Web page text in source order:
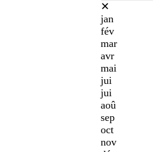
✕
jan
fév
mar
avr
mai
jui
jui
aoû
sep
oct
nov